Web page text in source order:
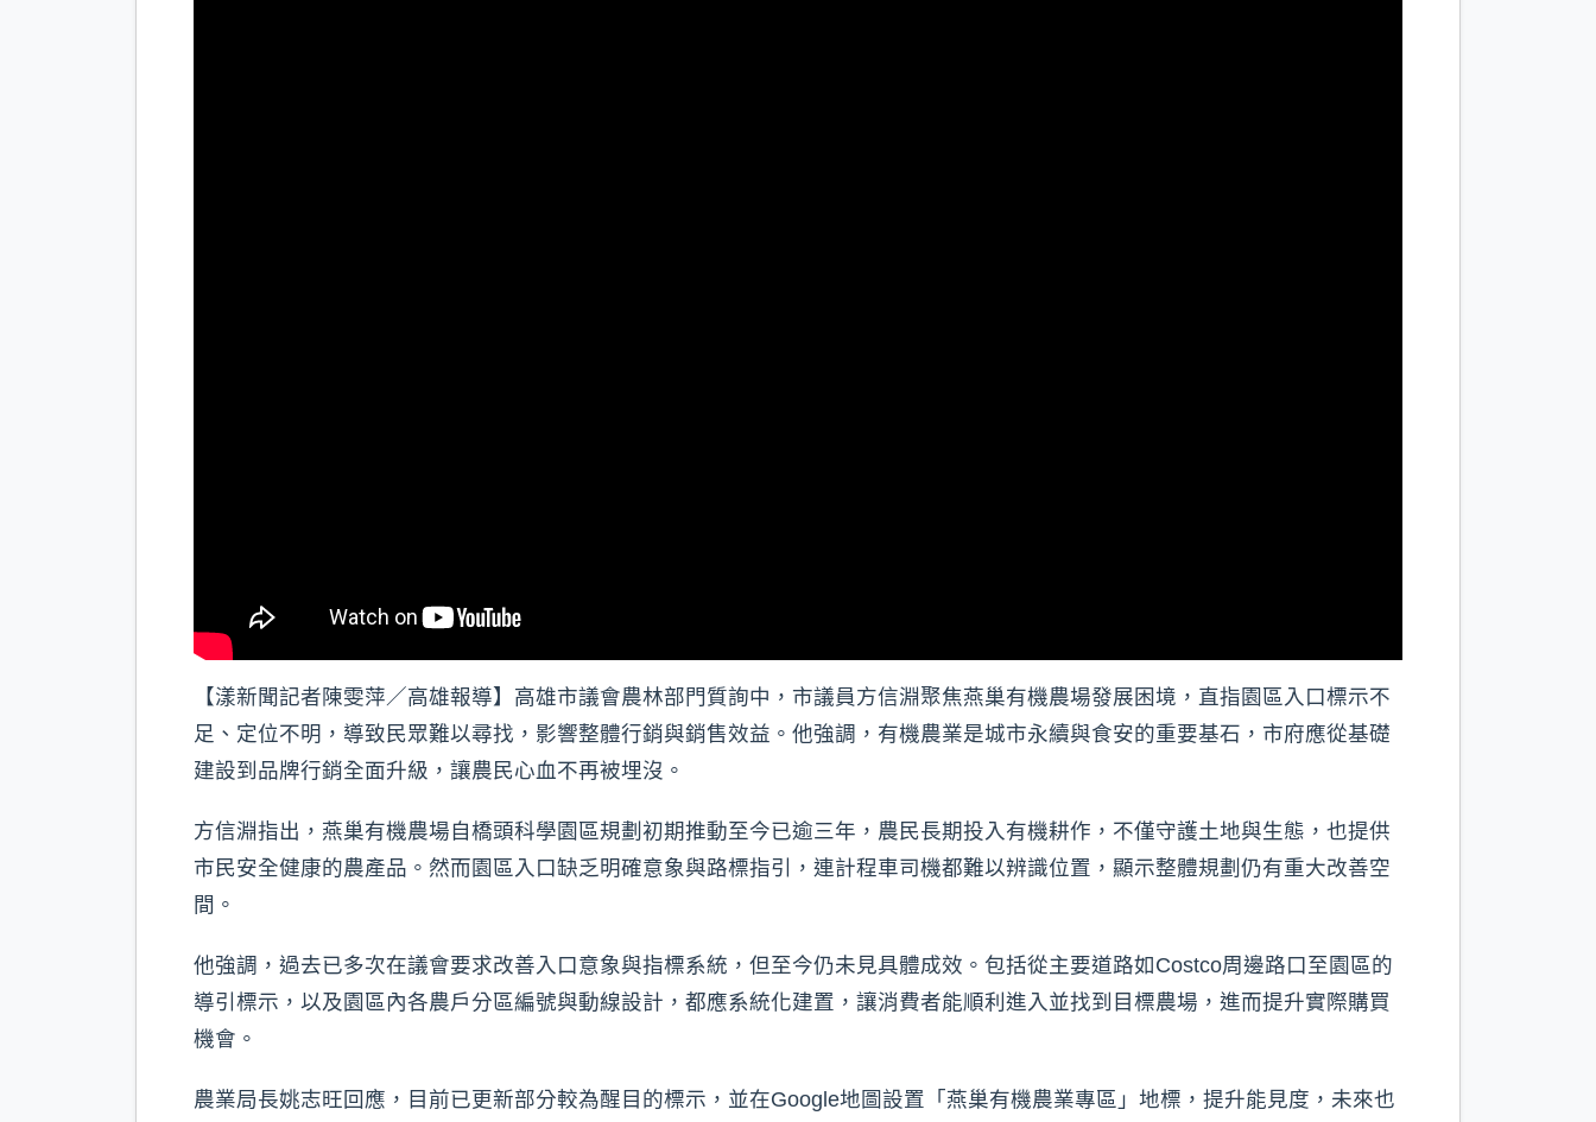
【漾新聞記者陳雯萍／高雄報導】高雄市議會農林部門質詢中，市議員方信淵聚焦燕巢有機農場發展困境，直指園區入口標示不
足、定位不明，導致民眾難以尋找，影響整體行銷與銷售效益。他強調，有機農業是城市永續與食安的重要基石，市府應從基礎
建設到品牌行銷全面升級，讓農民心血不再被埋沒。
方信淵指出，燕巢有機農場自橋頭科學園區規劃初期推動至今已逾三年，農民長期投入有機耕作，不僅守護土地與生態，也提供
市民安全健康的農產品。然而園區入口缺乏明確意象與路標指引，連計程車司機都難以辨識位置，顯示整體規劃仍有重大改善空
間。
他強調，過去已多次在議會要求改善入口意象與指標系統，但至今仍未見具體成效。包括從主要道路如Costco周邊路口至園區的
導引標示，以及園區內各農戶分區編號與動線設計，都應系統化建置，讓消費者能順利進入並找到目標農場，進而提升實際購買
機會。
農業局長姚志旺回應，目前已更新部分較為醒目的標示，並在Google地圖設置「燕巢有機農業專區」地標，提升能見度，未來也